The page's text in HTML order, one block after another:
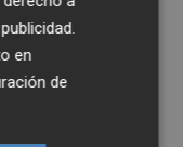
.
en
de